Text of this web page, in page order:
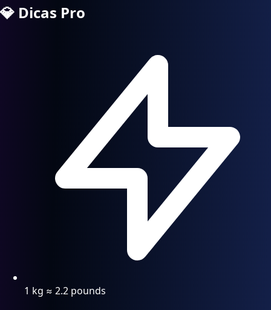
💎 Dicas Pro
1 kg ≈ 2.2 pounds